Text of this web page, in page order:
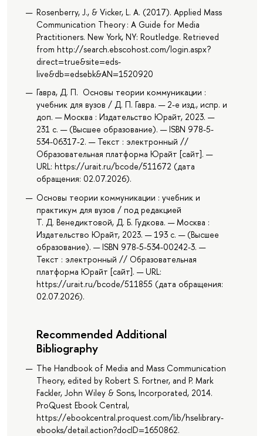
Rosenberry, J., & Vicker, L. A. (2017). Applied Mass
Communication Theory : A Guide for Media
Practitioners. New York, NY: Routledge. Retrieved
from http://search.ebscohost.com/login.aspx?
direct=true&site=eds-
live&db=edsebk&AN=1520920
Гавра, Д. П. Основы теории коммуникации :
учебник для вузов / Д. П. Гавра. — 2-е изд., испр. и
доп. — Москва : Издательство Юрайт, 2023. —
231 с. — (Высшее образование). — ISBN 978-5-
534-06317-2. — Текст : электронный //
Образовательная платформа Юрайт [сайт]. —
URL: https://urait.ru/bcode/511672 (дата
обращения: 02.07.2026).
Основы теории коммуникации : учебник и
практикум для вузов / под редакцией
Т. Д. Венедиктовой, Д. Б. Гудкова. — Москва :
Издательство Юрайт, 2023. — 193 с. — (Высшее
образование). — ISBN 978-5-534-00242-3. —
Текст : электронный // Образовательная
платформа Юрайт [сайт]. — URL:
https://urait.ru/bcode/511855 (дата обращения:
02.07.2026).
Recommended Additional
Bibliography
The Handbook of Media and Mass Communication
Theory, edited by Robert S. Fortner, and P. Mark
Fackler, John Wiley & Sons, Incorporated, 2014.
ProQuest Ebook Central,
https://ebookcentral.proquest.com/lib/hselibrary-
ebooks/detail.action?docID=1650862.